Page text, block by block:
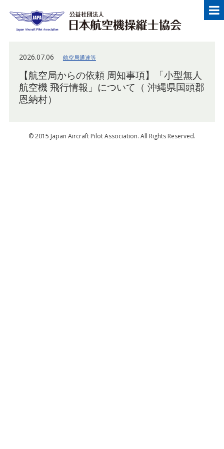
Japan Aircraft Pilot Association 公
2026.07.06 航空局通達等
【航空局からの依頼 周知事項】「小型無人
航空機 飛行情報」について（ 沖縄県国頭郡
恩納村）
© 2015 Japan Aircraft Pilot Association. All Rights Reserved.